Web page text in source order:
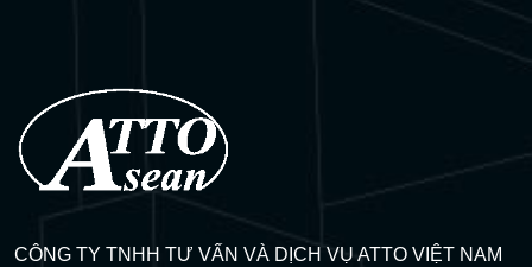
CÔNG TY TNHH TƯ VẤN VÀ DỊCH VỤ ATTO VIỆT NAM